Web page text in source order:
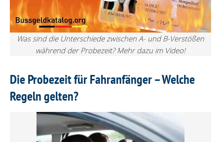
Was sind die Unterschiede zwischen A- und B-Verstößen
während der Probezeit? Mehr dazu im Video!
Die Probezeit für Fahranfänger – Welche
Regeln gelten?